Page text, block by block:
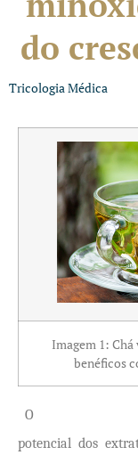
do
Tricologia Médica
Imagem 1:
benéficos
O
potencial dos